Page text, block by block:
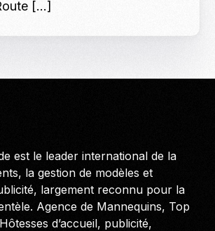
[…]
est le leader international de la
la gestion de modèles et
largement reconnu pour la
Agence de Mannequins, Top
d’accueil, publicité,